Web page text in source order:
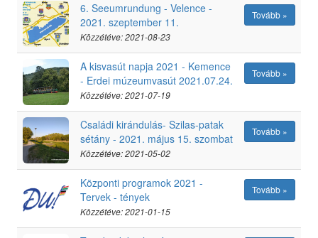
6. Seeumrundung - Velence -
2021. szeptember 11.
Közzétéve: 2021-08-23
Tovább »
A kisvasút napja 2021 - Kemence
- Erdei múzeumvasút 2021.07.24.
Közzétéve: 2021-07-19
Tovább »
Családi kirándulás- Szilas-patak
sétány - 2021. május 15. szombat
Közzétéve: 2021-05-02
Tovább »
Központi programok 2021 -
Tervek - tények
Közzétéve: 2021-01-15
Tovább »